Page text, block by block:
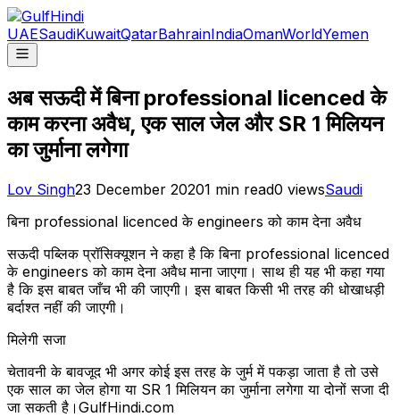
UAESaudiKuwaitQatarBahrainIndiaOmanWorldYemen
अब सऊदी में बिना professional licenced के
काम करना अवैध, एक साल जेल और SR 1 मिलियन
का जुर्माना लगेगा
Lov Singh23 December 20201 min read0 viewsSaudi
बिना professional licenced के engineers को काम देना अवैध
सऊदी पब्लिक प्रॉसिक्यूशन ने कहा है कि बिना professional licenced
के engineers को काम देना अवैध माना जाएगा। साथ ही यह भी कहा गया
है कि इस बाबत जाँच भी की जाएगी। इस बाबत किसी भी तरह की धोखाधड़ी
बर्दाश्त नहीं की जाएगी।
मिलेगी सजा
चेतावनी के बावजूद भी अगर कोई इस तरह के जुर्म में पकड़ा जाता है तो उसे
एक साल का जेल होगा या SR 1 मिलियन का जुर्माना लगेगा या दोनों सजा दी
जा सकती है।GulfHindi.com